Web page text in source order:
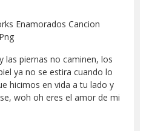
Enamorados Cancion
las piernas no caminen, los
ya no se estira cuando lo
hicimos en vida a tu lado y
woh oh eres el amor de mi